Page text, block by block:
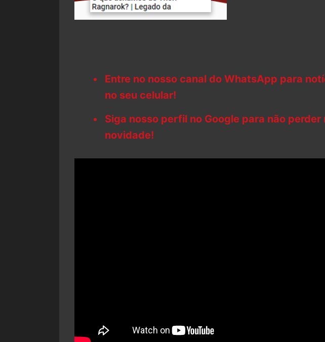
Entre no nosso canal do WhatsApp para
no seu celular!
Siga nosso perfil no Google para não perder
novidade!